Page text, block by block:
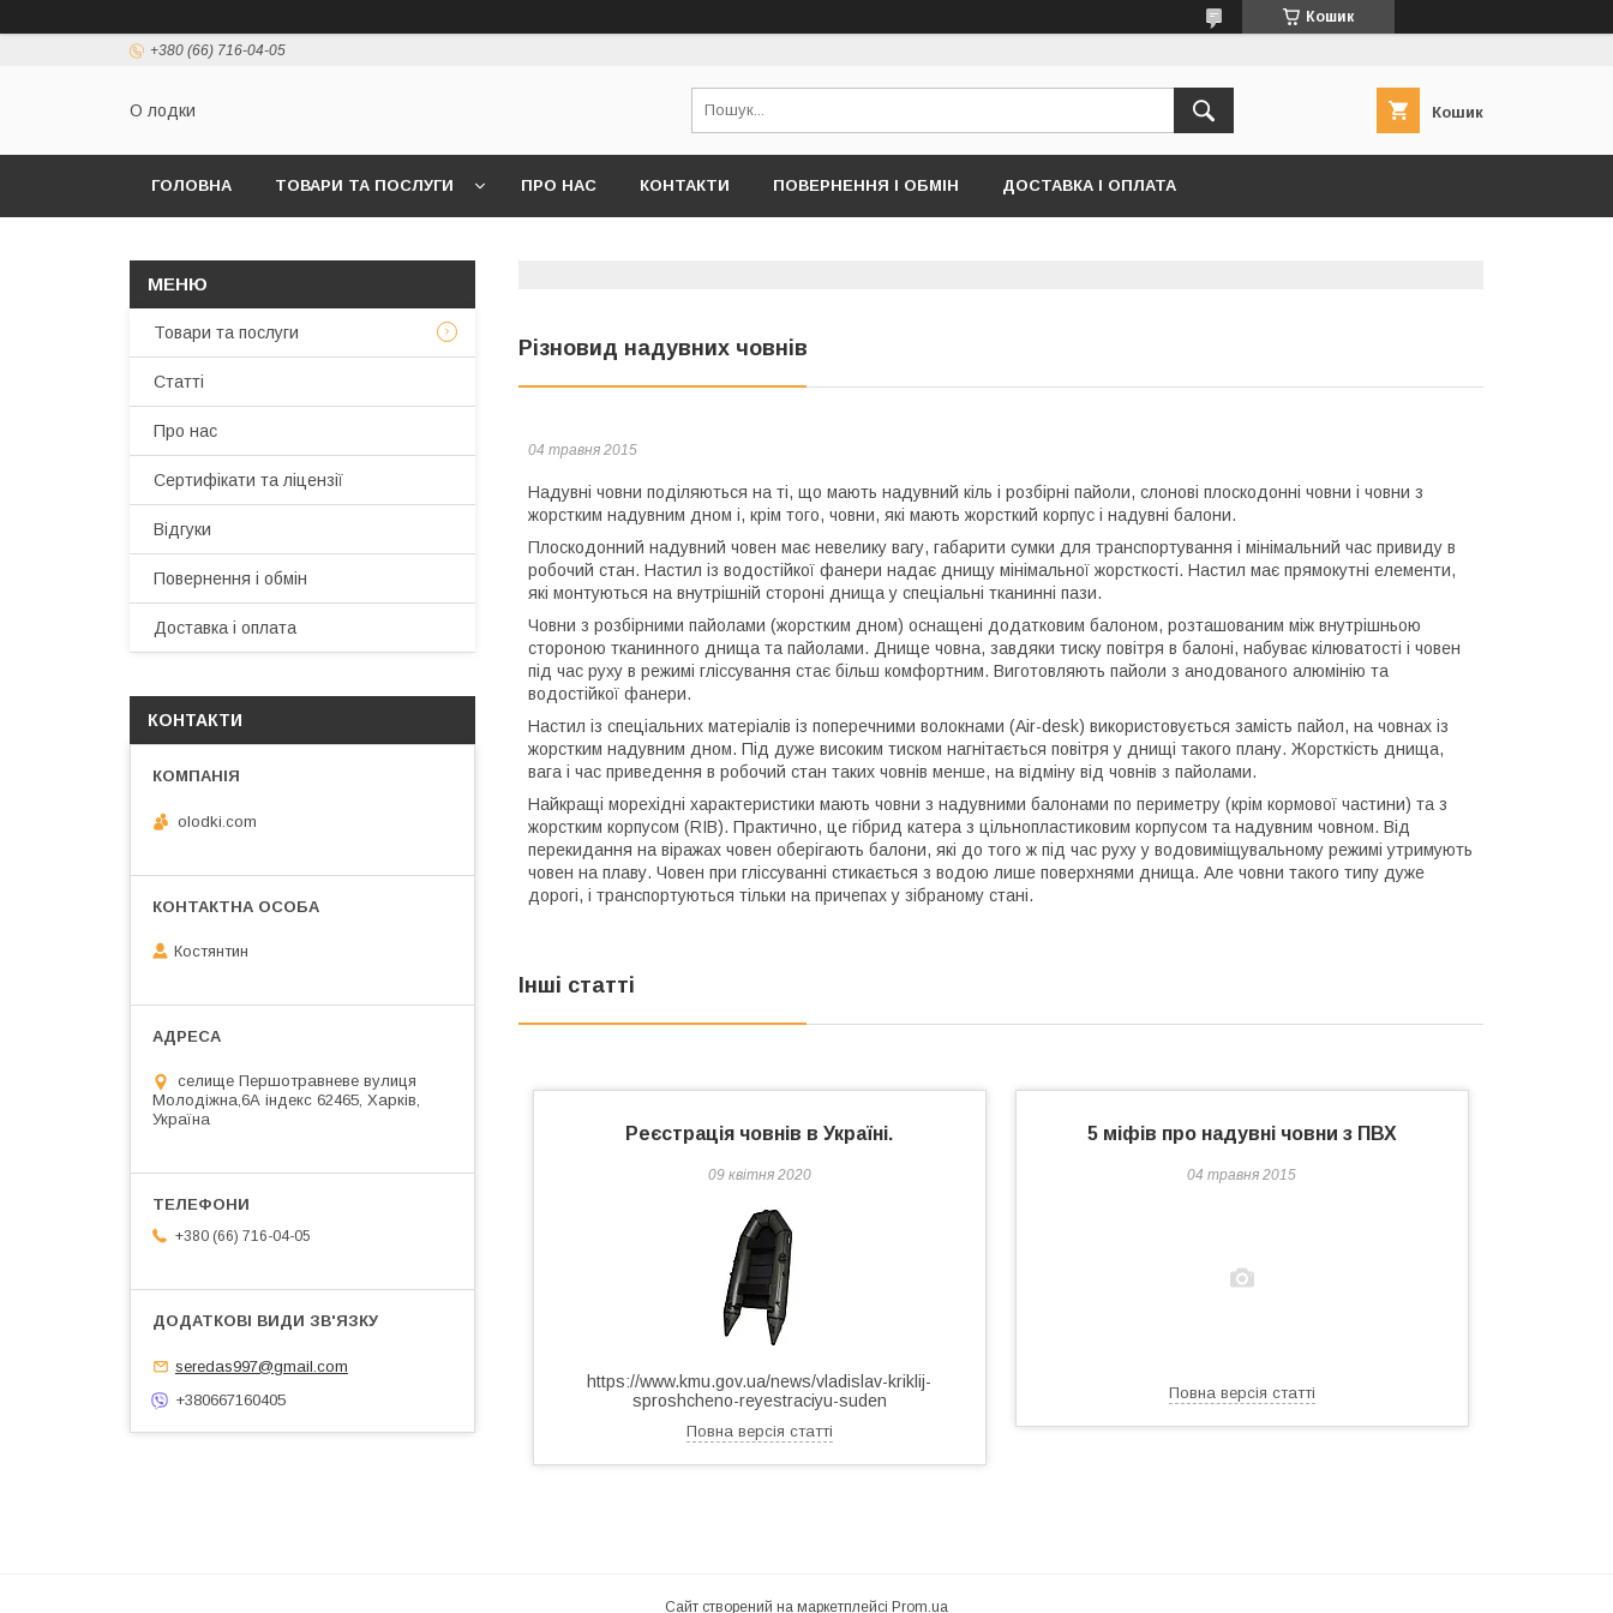
Кошик
+380 (66) 716-04-05
О лодки Кошик
ГОЛОВНА ТОВАРИ ТА ПОСЛУГИ ПРО НАС КОНТАКТИ ПОВЕРНЕННЯ І ОБМІН ДОСТАВКА І ОПЛАТА
Різновид надувних човнів
04 травня 2015
Надувні човни поділяються на ті, що мають надувний кіль і розбірні пайоли, слонові плоскодонні човни і човни з
жорстким надувним дном і, крім того, човни, які мають жорсткий корпус і надувні балони.
Плоскодонний надувний човен має невелику вагу, габарити сумки для транспортування і мінімальний час привиду в
робочий стан. Настил із водостійкої фанери надає днищу мінімальної жорсткості. Настил має прямокутні елементи,
які монтуються на внутрішній стороні днища у спеціальні тканинні пази.
Човни з розбірними пайолами (жорстким дном) оснащені додатковим балоном, розташованим між внутрішньою
стороною тканинного днища та пайолами. Днище човна, завдяки тиску повітря в балоні, набуває кілюватості і човен
під час руху в режимі гліссування стає більш комфортним. Виготовляють пайоли з анодованого алюмінію та
водостійкої фанери.
Настил із спеціальних матеріалів із поперечними волокнами (Air-desk) використовується замість пайол, на човнах із
жорстким надувним дном. Під дуже високим тиском нагнітається повітря у днищі такого плану. Жорсткість днища,
вага і час приведення в робочий стан таких човнів менше, на відміну від човнів з пайолами.
Найкращі морехідні характеристики мають човни з надувними балонами по периметру (крім кормової частини) та з
жорстким корпусом (RIB). Практично, це гібрид катера з цільнопластиковим корпусом та надувним човном. Від
перекидання на віражах човен оберігають балони, які до того ж під час руху у водовиміщувальному режимі утримують
човен на плаву. Човен при гліссуванні стикається з водою лише поверхнями днища. Але човни такого типу дуже
дорогі, і транспортуються тільки на причепах у зібраному стані.
Інші статті
Реєстрація човнів в Україні.
09 квітня 2020
https://www.kmu.gov.ua/news/vladislav-kriklij-
sproshcheno-reyestraciyu-suden
Повна версія статті
5 міфів про надувні човни з ПВХ
04 травня 2015
Повна версія статті
Товари та послуги
Статті
Про нас
Сертифікати та ліцензії
Відгуки
Повернення і обмін
Доставка і оплата
КОНТАКТИ
olodki.com
Костянтин
cелище Першотравневе вулиця
Молодіжна,6А індекс 62465, Харків,
Україна
+380 (66) 716-04-05
seredas997@gmail.com
+380667160405
Сайт створений на маркетплейсі Prom.ua